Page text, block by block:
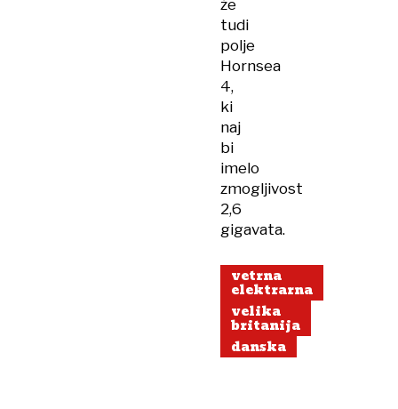
že
tudi
polje
Hornsea
4,
ki
naj
bi
imelo
zmogljivost
2,6
gigavata.
vetrna
elektrarna
velika
britanija
danska